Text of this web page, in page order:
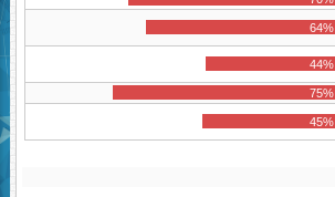
64%
44%
75%
45%